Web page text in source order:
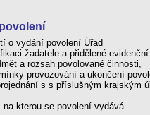
o vydání povolení Úřad
žadatele a přidělené
a rozsah povolované činnosti,
provozování a ukončení
s s příslušným krajským
na kterou se povolení vydává.